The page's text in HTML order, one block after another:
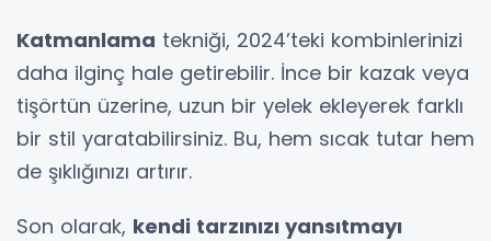
Katmanlama tekniği, 2024’teki kombinlerinizi
daha ilginç hale getirebilir. İnce bir kazak veya
tişörtün üzerine, uzun bir yelek ekleyerek farklı
bir stil yaratabilirsiniz. Bu, hem sıcak tutar hem
de şıklığınızı artırır.
Son olarak, kendi tarzınızı yansıtmayı